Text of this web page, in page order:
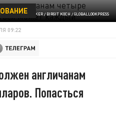
ФОТО: IMAGEBROKER / BIRGIT KOCH / GLOBALLOOKPRESS
09:22
англичанам
Попасться